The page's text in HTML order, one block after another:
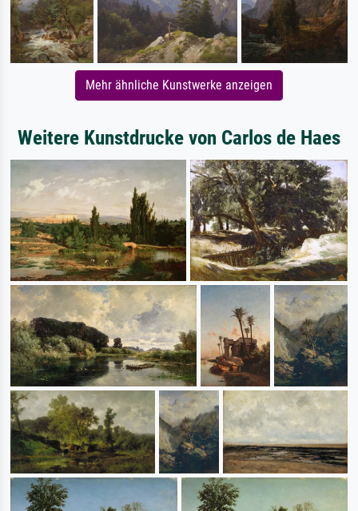
Mehr ähnliche Kunstwerke anzeigen
Weitere Kunstdrucke von Carlos de Haes